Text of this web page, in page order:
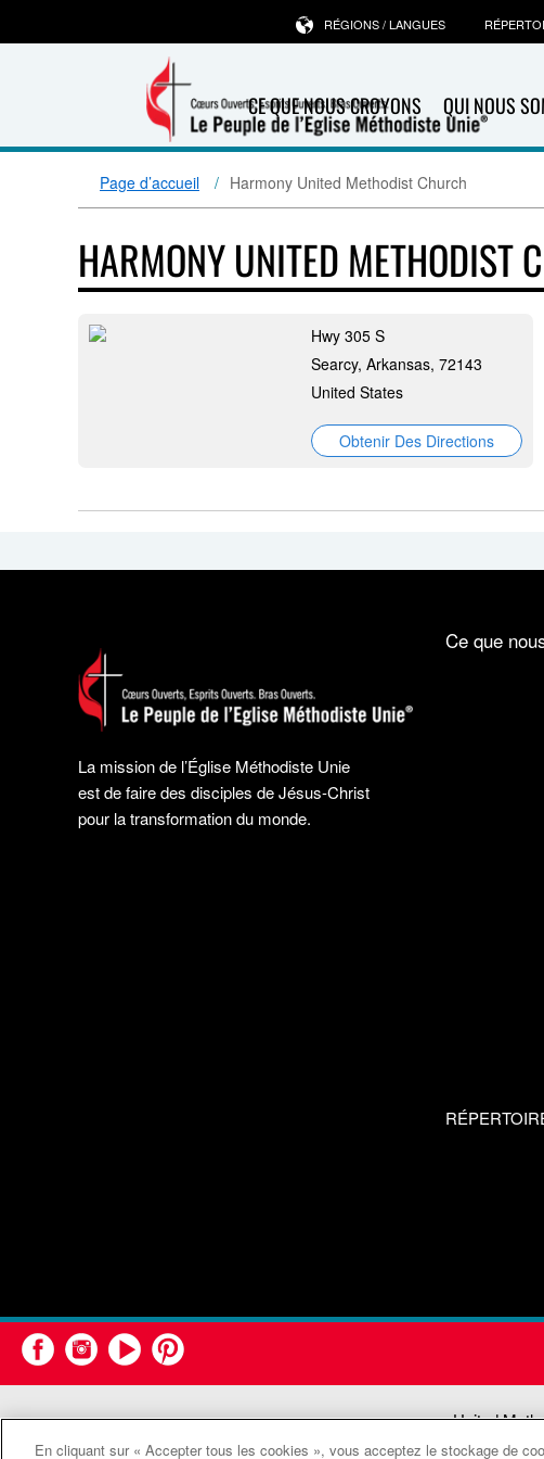
CE QUE NOUS CROYONS QUI NOUS
RÉGIONS / LANGUES
Page d’accueil Harmony United Methodist Church
HARMONY UNITED METHODIST
Hwy 305 S
Searcy, Arkansas, 72143
United States
Obtenir Des Directions
La mission de l’Église Méthodiste Unie
est de faire des disciples de Jésus-Christ
pour la transformation du monde.
Ce que
United
©2026
En cliquant sur « Accepter tous les cookies », vous acceptez le stockage de